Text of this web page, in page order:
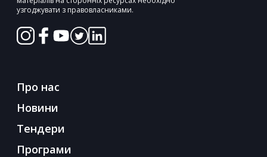
узгоджувати з правовласниками.
Про нас
Новини
Тендери
Програми